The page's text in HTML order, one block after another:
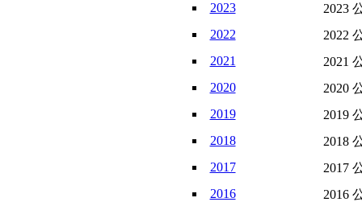
2023
2023
2022
2022
2021
2021
2020
2020
2019
2019
2018
2018
2017
2017
2016
2016